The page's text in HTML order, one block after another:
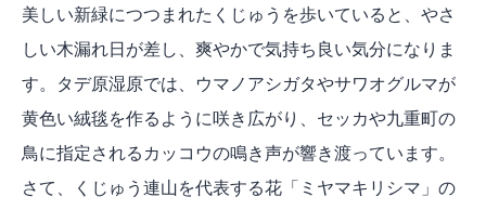
美しい新緑につつまれたくじゅうを歩いていると、やさ
しい木漏れ日が差し、爽やかで気持ち良い気分になりま
す。タデ原湿原では、ウマノアシガタやサワオグルマが
黄色い絨毯を作るように咲き広がり、セッカや九重町の
鳥に指定されるカッコウの鳴き声が響き渡っています。
さて、くじゅう連山を代表する花「ミヤマキリシマ」の